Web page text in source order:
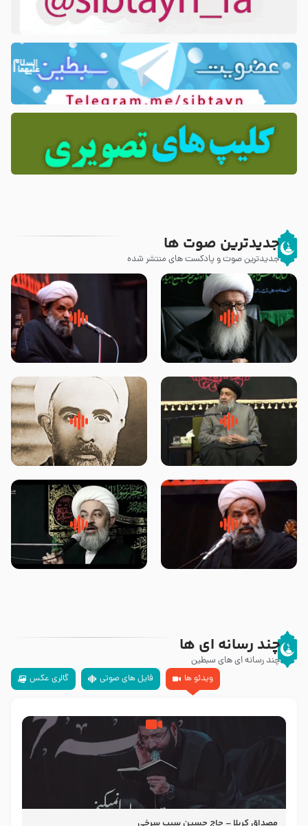
جدیدترین صوت ها
جدیدترین صوت و پادکست های منتشر شده
زوّار اربعین امام حسین (علیه
السلام) با این اشتیاق به زیارت
روضه جانسوز پاره های جگر امام
حسن مجتبی علیه السلام-حجت
لقب حضرت رقیه سلام الله علیها به
چه معناست – حجت الاسلام علوی
روضه‌ی مجلس یزید ملعون و
اسارت اهل‌بیت علیهم‌السلام –
محدث زاده
سلام جوانی که امام حسین علیه
السلام خودش جوابش را دادند
زیارتی که اسباب رزق زیاد و عمر
طولانی است حجت السلام حسین
چند رسانه ای ها
چند رسانه ای های سبطین
ویدئو ها
فایل های صوتی گالری عکس
مصداق کربلا – حاج حسین سیب سرخی